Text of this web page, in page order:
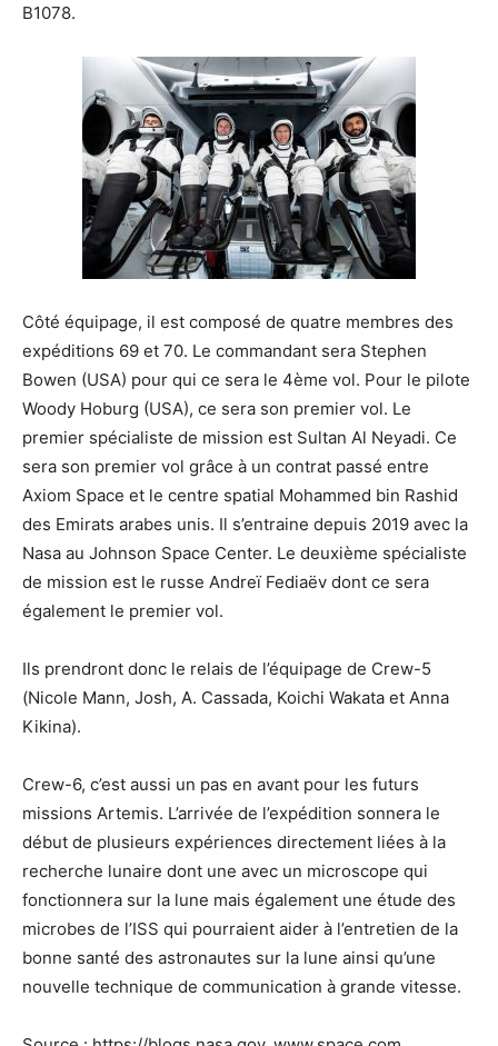
B1078.
Côté équipage, il est composé de quatre membres des
expéditions 69 et 70. Le commandant sera Stephen
Bowen (USA) pour qui ce sera le 4ème vol. Pour le pilote
Woody Hoburg (USA), ce sera son premier vol. Le
premier spécialiste de mission est Sultan Al Neyadi. Ce
sera son premier vol grâce à un contrat passé entre
Axiom Space et le centre spatial Mohammed bin Rashid
des Emirats arabes unis. Il s’entraine depuis 2019 avec la
Nasa au Johnson Space Center. Le deuxième spécialiste
de mission est le russe Andreï Fediaëv dont ce sera
également le premier vol.
Ils prendront donc le relais de l’équipage de Crew-5
(Nicole Mann, Josh, A. Cassada, Koichi Wakata et Anna
Kikina).
Crew-6, c’est aussi un pas en avant pour les futurs
missions Artemis. L’arrivée de l’expédition sonnera le
début de plusieurs expériences directement liées à la
recherche lunaire dont une avec un microscope qui
fonctionnera sur la lune mais également une étude des
microbes de l’ISS qui pourraient aider à l’entretien de la
bonne santé des astronautes sur la lune ainsi qu’une
nouvelle technique de communication à grande vitesse.